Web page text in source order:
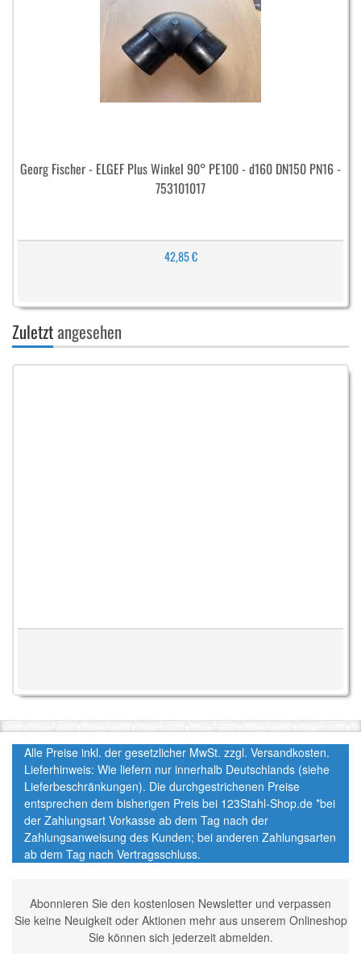
Georg Fischer - ELGEF Plus Winkel 90° PE100 - d160 DN150 PN16 -
753101017
42,85 €
Zuletztangesehen
Alle Preise inkl. der gesetzlicher MwSt. zzgl. Versandkosten.
Lieferhinweis: Wie liefern nur innerhalb Deutschlands (siehe
Lieferbeschränkungen). Die durchgestrichenen Preise
entsprechen dem bisherigen Preis bei 123Stahl-Shop.de *bei
der Zahlungsart Vorkasse ab dem Tag nach der
Zahlungsanweisung des Kunden; bei anderen Zahlungsarten
ab dem Tag nach Vertragsschluss.
Abonnieren Sie den kostenlosen Newsletter und verpassen
Sie keine Neuigkeit oder Aktionen mehr aus unserem Onlineshop
Sie können sich jederzeit abmelden.